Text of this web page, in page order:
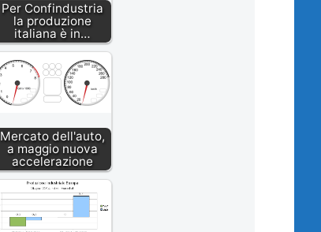
Per Confindustria
la produzione
italiana è in…
Mercato dell'auto,
a maggio nuova
accelerazione